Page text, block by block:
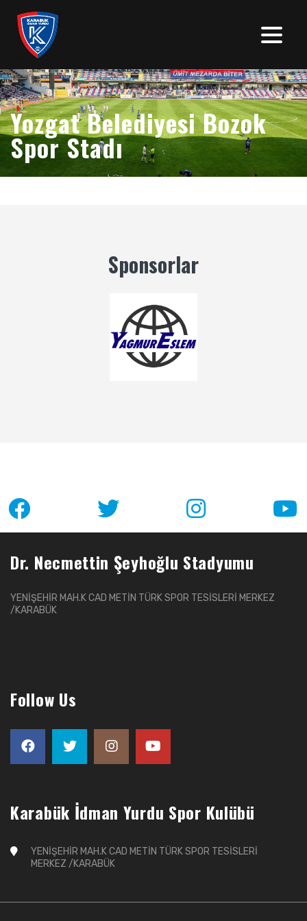
Yozgat Belediyesi Bozok
Spor Stadı
YOZGAT BELEDİYESİ BOZOK SPOR vs KARABÜK
İDMANYURDU SPOR
Sponsorlar
Dr. Necmettin Şeyhoğlu Stadyumu
YENİŞEHİR MAH.K CAD METİN TÜRK SPOR TESİSLERİ MERKEZ
/KARABÜK
Follow Us
Karabük İdman Yurdu Spor Kulübü
YENİŞEHİR MAH.K CAD METİN TÜRK SPOR TESİSLERİ
MERKEZ /KARABÜK